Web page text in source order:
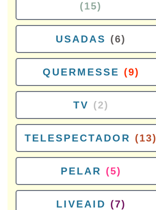
(15)
USADAS (6)
QUERMESSE (9)
TV (2)
TELESPECTADOR (13)
PELAR (5)
LIVEAID (7)